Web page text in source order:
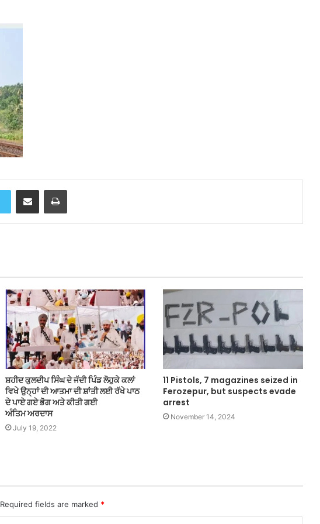
Share via Email Print
ਸ਼ਹੀਦ ਕੁਲਦੀਪ ਸਿੰਘ ਦੇ ਜੱਦੀ ਪਿੰਡ ਲੋਹੁਕੇ ਕਲਾਂ
ਵਿਖੇ ਉਨ੍ਹਾਂ ਦੀ ਆਤਮਾ ਦੀ ਸ਼ਾਂਤੀ ਲਈ ਰੱਖੇ ਪਾਠ
ਦੇ ਪਾਏ ਗਏ ਭੋਗ ਅਤੇ ਕੀਤੀ ਗਈ
ਅੰਤਿਮ ਅਰਦਾਸ
July 19, 2022
11 Pistols, 7 magazines seized in
Ferozepur, but suspects evade
arrest
November 14, 2024
Required fields are marked *